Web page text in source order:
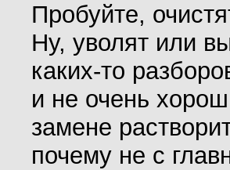
Пробуйте,
Ну, уволят или
каких-то
и не очень
замене
почему не с